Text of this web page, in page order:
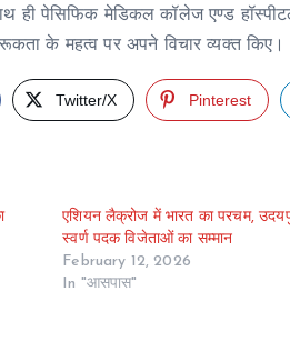
ही पेसिफिक मेडिकल कॉलेज एण्ड
के महत्व पर अपने विचार व्यक्त किए।
Twitter/X Pinterest
एशियन लैक्रोज में भारत का परचम,
स्वर्ण पदक विजेताओं का सम्मान
February 12, 2026
In "आसपास"